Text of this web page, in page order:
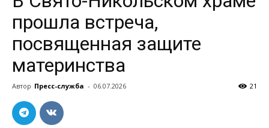
прошла встреча,
посвященная защите
материнства
Автор Пресс-служба - 06.07.2026 21